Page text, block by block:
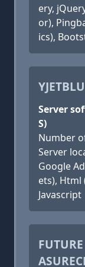
ery,
or),
ics),
Server
S)
Number
Server
Google
ets), Html
Javascript